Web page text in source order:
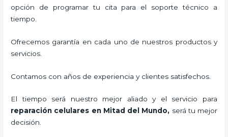
opción de programar tu cita para el soporte técnico a
tiempo.
Ofrecemos garantía en cada uno de nuestros productos y
servicios.
Contamos con años de experiencia y clientes satisfechos.
El tiempo será nuestro mejor aliado y el servicio para
reparación celulares en Mitad del Mundo, será tu mejor
decisión.